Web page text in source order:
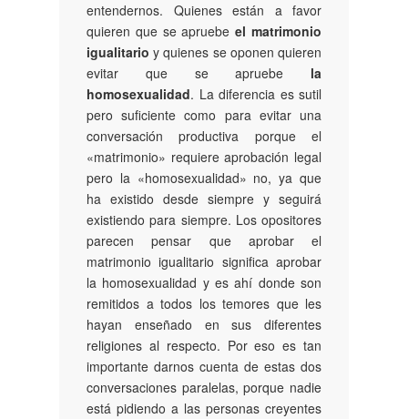
entendernos. Quienes están a favor
quieren que se apruebeel matrimonio
igualitario y quienes se oponen quieren
evitar que se apruebe la
homosexualidad. La diferencia es sutil
pero suficiente como para evitar una
conversación productiva porque el
«matrimonio» requiere aprobación legal
pero la «homosexualidad» no, ya que
ha existido desde siempre y seguirá
existiendo para siempre. Los opositores
parecen pensar que aprobar el
matrimonio igualitario significa aprobar
la homosexualidad y es ahí donde son
remitidos a todos los temores que les
hayan enseñado en sus diferentes
religiones al respecto. Por eso es tan
importante darnos cuenta de estas dos
conversaciones paralelas, porque nadie
está pidiendo a las personas creyentes